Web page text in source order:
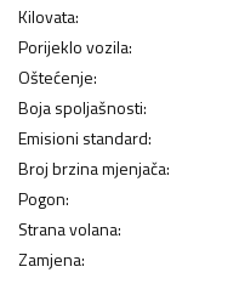
Kilovata:
Porijeklo vozila:
Oštećenje:
Boja spoljašnosti:
Emisioni standard:
Broj brzina mjenjača:
Pogon:
Strana volana:
Zamjena: